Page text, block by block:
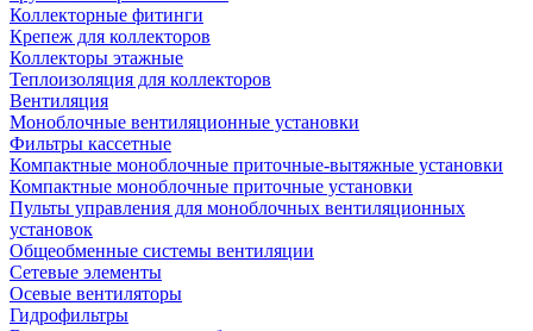
Коллекторные фитинги
Крепеж для коллекторов
Коллекторы этажные
Теплоизоляция для коллекторов
Вентиляция
Моноблочные вентиляционные установки
Фильтры кассетные
Компактные моноблочные приточные-вытяжные установки
Компактные моноблочные приточные установки
Пульты управления для моноблочных вентиляционных
установок
Общеобменные системы вентиляции
Сетевые элементы
Осевые вентиляторы
Гидрофильтры